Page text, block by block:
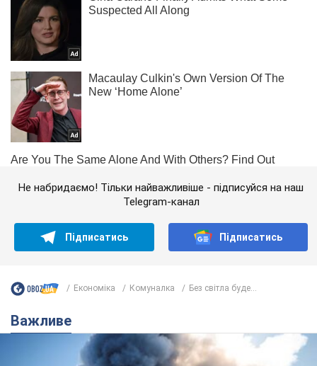
Не набридаємо! Тільки найважливіше - підписуйся на наш
Telegram-канал
Підписатись Підписатись
Економіка Комуналка Без світла буде...
Важливе